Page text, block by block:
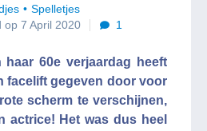
Spelletjes
op 7 April 2020
1
haar 60e verjaardag heeft
facelift gegeven door voor
scherm te verschijnen,
actrice! Het was dus heel